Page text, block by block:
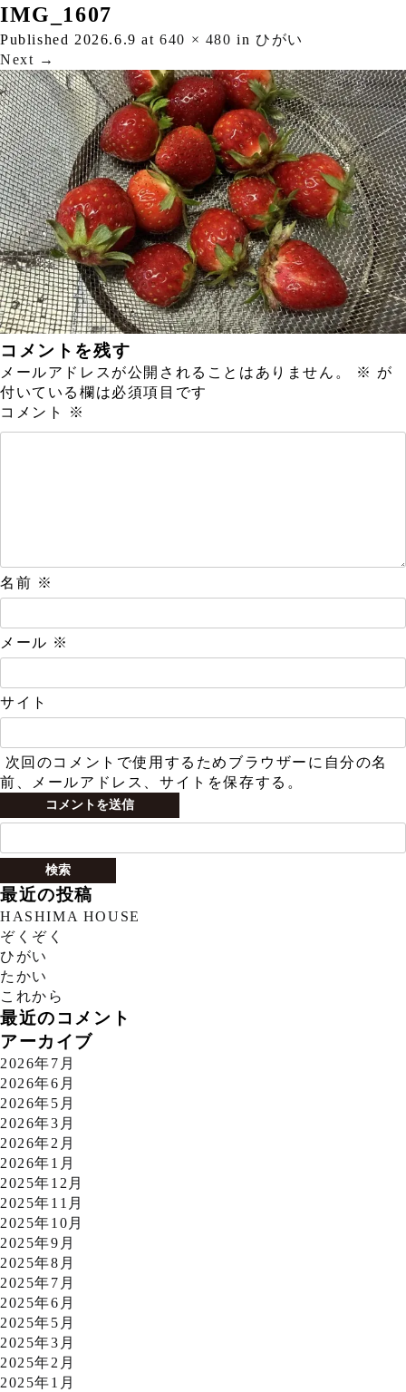
IMG_1607
Published 2026.6.9 at640 × 480 inひがい
Next →
コメントを残す
メールアドレスが公開されることはありません。 ※ が
付いている欄は必須項目です
コメント
※
名前 ※
メール ※
サイト
次回のコメントで使用するためブラウザーに自分の名
前、メールアドレス、サイトを保存する。
検
最近の投稿
HASHIMA HOUSE
ぞくぞく
ひがい
たかい
これから
最近のコメント
アーカイブ
2026年7月
2026年6月
2026年5月
2026年3月
2026年2月
2026年1月
2025年12月
2025年11月
2025年10月
2025年9月
2025年8月
2025年7月
2025年6月
2025年5月
2025年3月
2025年2月
2025年1月